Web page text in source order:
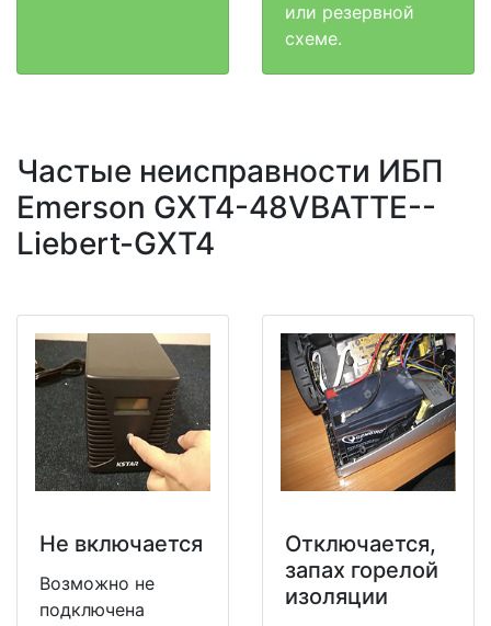
или резервной
схеме.
Частые неисправности ИБП
Emerson GXT4-48VBATTE--
Liebert-GXT4
Не включается
Возможно не
подключена
Отключается,
запах горелой
изоляции